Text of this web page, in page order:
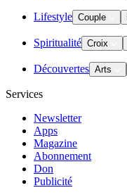
Lifestyle Couple
Spiritualité Croix
Découvertes Arts
Services
Newsletter
Apps
Magazine
Abonnement
Don
Publicité